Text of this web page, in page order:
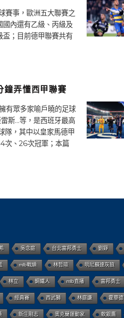
賽事，歐洲五大聯賽之
內還有乙級、丙級及
；目前德甲聯賽共有
弄懂西甲聯賽
有眾多家喻戶曉的足球
斯…等，是西班牙最高
隊，其中以皇家馬德甲
次、26次冠軍；本篇
吳念庭 台北富邦勇士 劉錚
mlb戰績 林哲瑄 明尼蘇達灰狼
林立 鋼鐵人 mlb直播 富邦勇士
經典賽 西武獅 林庭謙 霍華德
新庄剛志 奧克蘭運動家 軟銀鷹